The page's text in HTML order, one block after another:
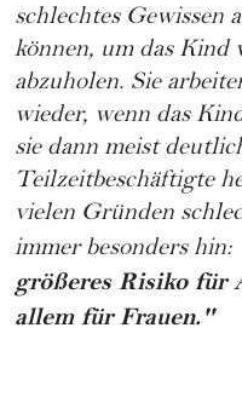
schlechtes Gewissen
können, um das Kind
abzuholen. Sie
wieder, wenn das
sie dann meist
Teilzeitbeschäftigte
vielen Gründen
immer besonders hin:
größeres Risiko für
allem für Frauen."